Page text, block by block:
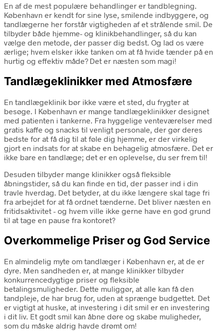
En af de mest populære behandlinger er tandblegning.
København er kendt for sine lyse, smilende indbyggere, og
tandlægerne her forstår vigtigheden af et strålende smil. De
tilbyder både hjemme- og klinikbehandlinger, så du kan
vælge den metode, der passer dig bedst. Og lad os være
ærlige; hvem elsker ikke tanken om at få hvide tænder på en
hurtig og effektiv måde? Det er næsten som magi!
Tandlægeklinikker med Atmosfære
En tandlægeklinik bør ikke være et sted, du frygter at
besøge. I København er mange tandlægeklinikker designet
med patienten i tankerne. Fra hyggelige venteværelser med
gratis kaffe og snacks til venligt personale, der gør deres
bedste for at få dig til at føle dig hjemme, er der virkelig
gjort en indsats for at skabe en behagelig atmosfære. Det er
ikke bare en tandlæge; det er en oplevelse, du ser frem til!
Desuden tilbyder mange klinikker også fleksible
åbningstider, så du kan finde en tid, der passer ind i din
travle hverdag. Det betyder, at du ikke længere skal tage fri
fra arbejdet for at få ordnet tænderne. Det bliver næsten en
fritidsaktivitet - og hvem ville ikke gerne have en god grund
til at tage en pause fra kontoret?
Overkommelige Priser og God Service
En almindelig myte om tandlæger i København er, at de er
dyre. Men sandheden er, at mange klinikker tilbyder
konkurrencedygtige priser og fleksible
betalingsmuligheder. Dette muliggør, at alle kan få den
tandpleje, de har brug for, uden at sprænge budgettet. Det
er vigtigt at huske, at investering i dit smil er en investering
i dit liv. Et godt smil kan åbne døre og skabe muligheder,
som du måske aldrig havde drømt om!